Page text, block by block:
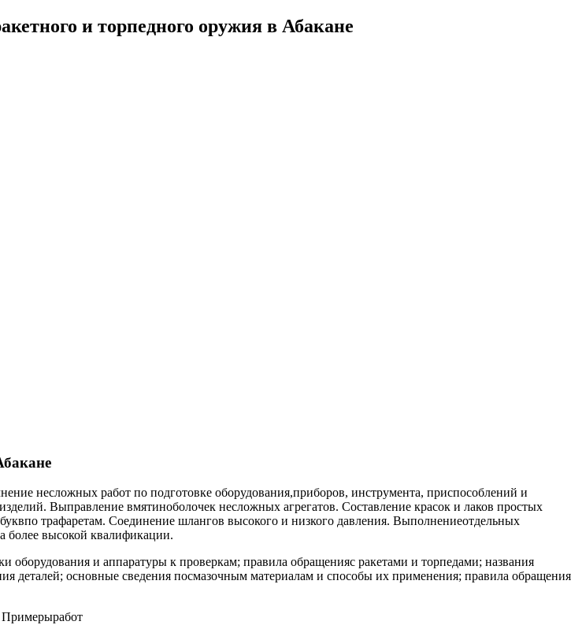
и торпедного оружия в Абакане
несложных работ по подготовке оборудования,приборов, инструмента, приспособлений и
Выправление вмятиноболочек несложных агрегатов. Составление красок и лаков простых
трафаретам. Соединение шлангов высокого и низкого давления. Выполнениеотдельных
более высокой квалификации.
оборудования и аппаратуры к проверкам; правила обращенияс ракетами и торпедами; названия
деталей; основные сведения посмазочным материалам и способы их применения; правила обращения
Примерыработ